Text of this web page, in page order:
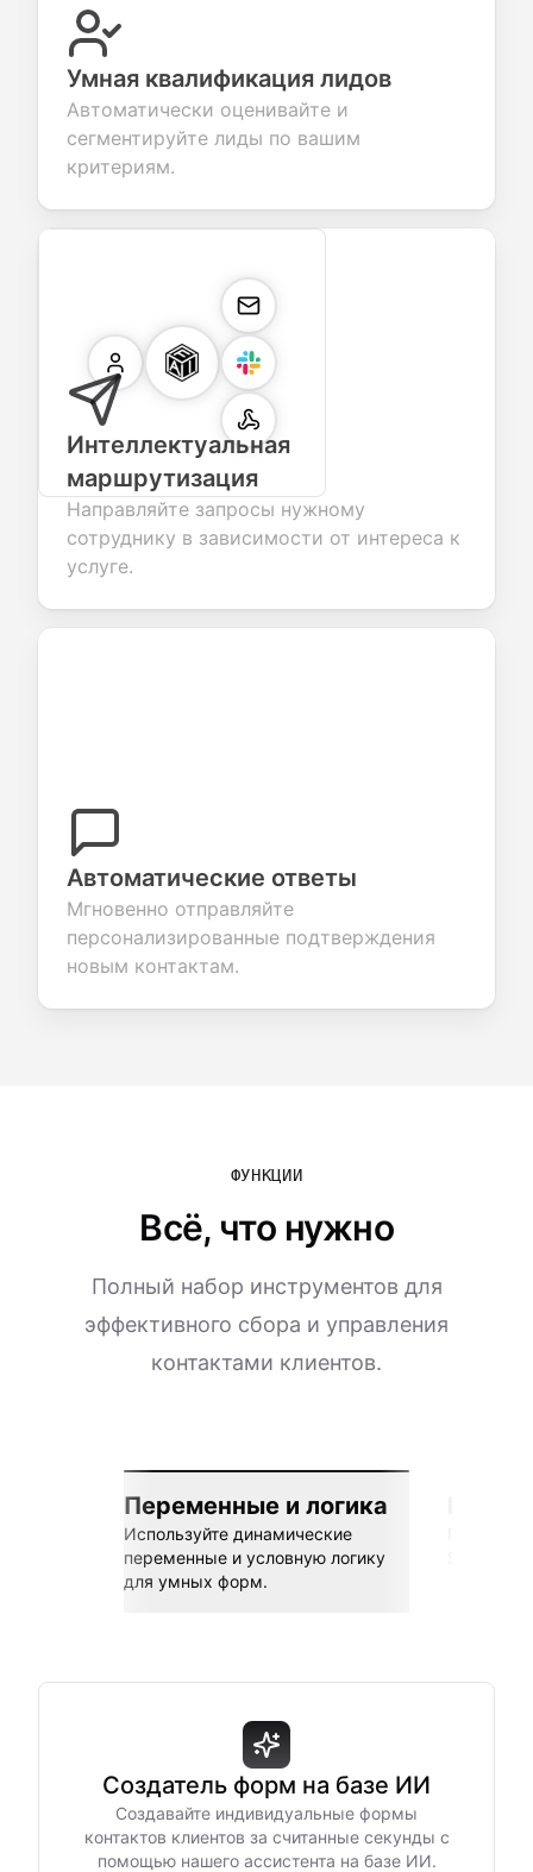
Умная квалификация лидов
Автоматически оценивайте и
сегментируйте лиды по вашим
критериям.
Интеллектуальная
маршрутизация
Направляйте запросы нужному
сотруднику в зависимости от интереса к
услуге.
Автоматические ответы
Мгновенно отправляйте
персонализированные подтверждения
новым контактам.
ФУНКЦИИ
Всё, что нужно
Полный набор инструментов для
эффективного сбора и управления
контактами клиентов.
Переменные и логика
Используйте динамические
переменные и условную логику
для умных форм.
Создатель форм на базе ИИ
Создавайте индивидуальные формы
контактов клиентов за считанные секунды с
помощью нашего ассистента на базе ИИ.